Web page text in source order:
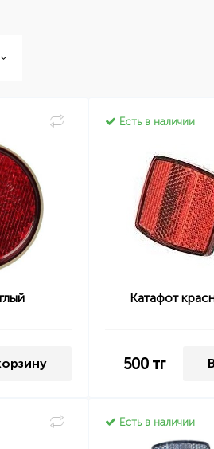
Есть в наличии
Катафот
500тг
Есть в наличии